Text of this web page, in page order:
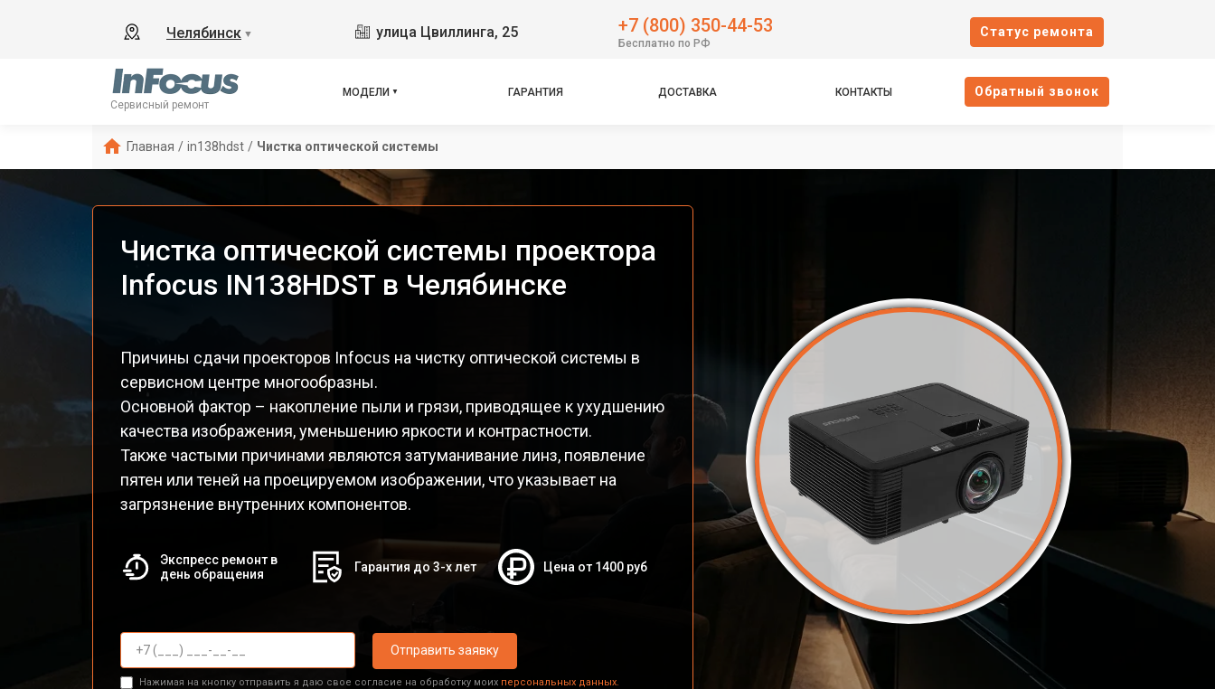
Челябинск ▼ улица Цвиллинга, 25 +7 (800) 350-44-53
Бесплатно по РФ
Cтатус ремонта
Сервисный ремонт
МОДЕЛИ ГАРАНТИЯ ДОСТАВКА КОНТАКТЫ Oбратный звонок
Главная / in138hdst / Чистка оптической системы
Чистка оптической системы проектора
Infocus IN138HDST в Челябинске
Причины сдачи проекторов Infocus на чистку оптической системы в
сервисном центре многообразны.
Основной фактор – накопление пыли и грязи, приводящее к ухудшению
качества изображения, уменьшению яркости и контрастности.
Также частыми причинами являются затуманивание линз, появление
пятен или теней на проецируемом изображении, что указывает на
загрязнение внутренних компонентов.
Экспресс ремонт в
день обращения
Гарантия до 3-х лет Цена от 1400 руб
Отправить заявку
Нажимая на кнопку отправить я даю свое согласие на обработку моих персональных данных.